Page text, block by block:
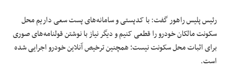
رئیس پلیس راهور گفت: با کدپستی و سامانه‌های پست سعی داریم محل
سکونت مالکان خودرو را قطعی کنیم و دیگر نیاز با نوشتن قولنامه‌های صوری
برای اثبات محل سکونت نیست؛ همچنین ترخیص آنلاین خودرو اجرایی شده
است.